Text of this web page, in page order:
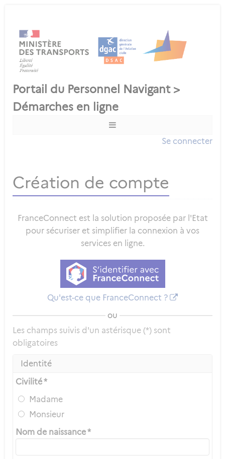
Se connecter
Création de compte
FranceConnect est la solution proposée par l'Etat
pour sécuriser et simplifier la connexion à vos
services en ligne.
Qu'est-ce que FranceConnect ?
ou
Les champs suivis d'un astérisque (*) sont
obligatoires
Identité
Civilité *
Madame
Monsieur
Nom de naissance *